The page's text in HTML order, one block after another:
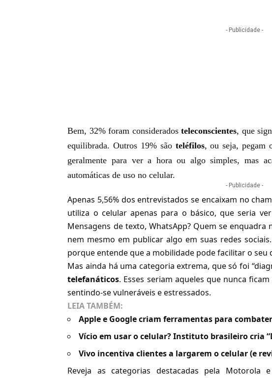
- Publicidade -
Bem, 32% foram consideradosteleconscientes, que
equilibrada. Outros 19% são teléfilos, ou seja, pegam
geralmente para ver a hora ou algo simples, mas
automáticas de uso no celular.
- Publicidade -
Apenas 5,56% dos entrevistados se encaixam no
utiliza o celular apenas para o básico, que seria
Mensagens de texto, WhatsApp? Quem se
nem mesmo em publicar algo em suas redes
porque entende que a mobilidade pode facilitar o seu
Mas ainda há uma categoria extrema, que só foi
telefanáticos. Esses seriam aqueles que nunca
sentindo-se vulneráveis e estressados.
LEIA TAMBÉM:
Apple e Google criam ferramentas para
Vício em usar o celular? Instituto brasileiro cria
Vivo incentiva clientes a largarem o celular (e
Reveja as categorias destacadas pela